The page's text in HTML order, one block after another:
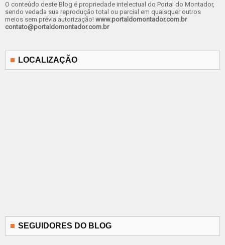
O conteúdo deste Blog é propriedade intelectual do Portal do Montador,
sendo vedada sua reprodução total ou parcial em quaisquer outros
meios sem prévia autorização! www.portaldomontador.com.br
contato@portaldomontador.com.br
LOCALIZAÇÃO
SEGUIDORES DO BLOG